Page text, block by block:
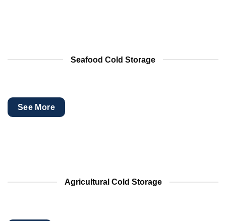
Seafood Cold Storage
See More
Agricultural Cold Storage